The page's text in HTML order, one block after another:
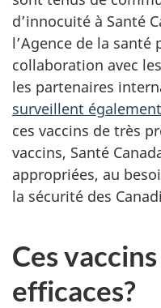
d’innocuité à Santé
l’Agence de la santé
collaboration avec
les partenaires
surveillent
ces vaccins de très
vaccins, Santé
appropriées, au
la sécurité des
Ces
efficaces?